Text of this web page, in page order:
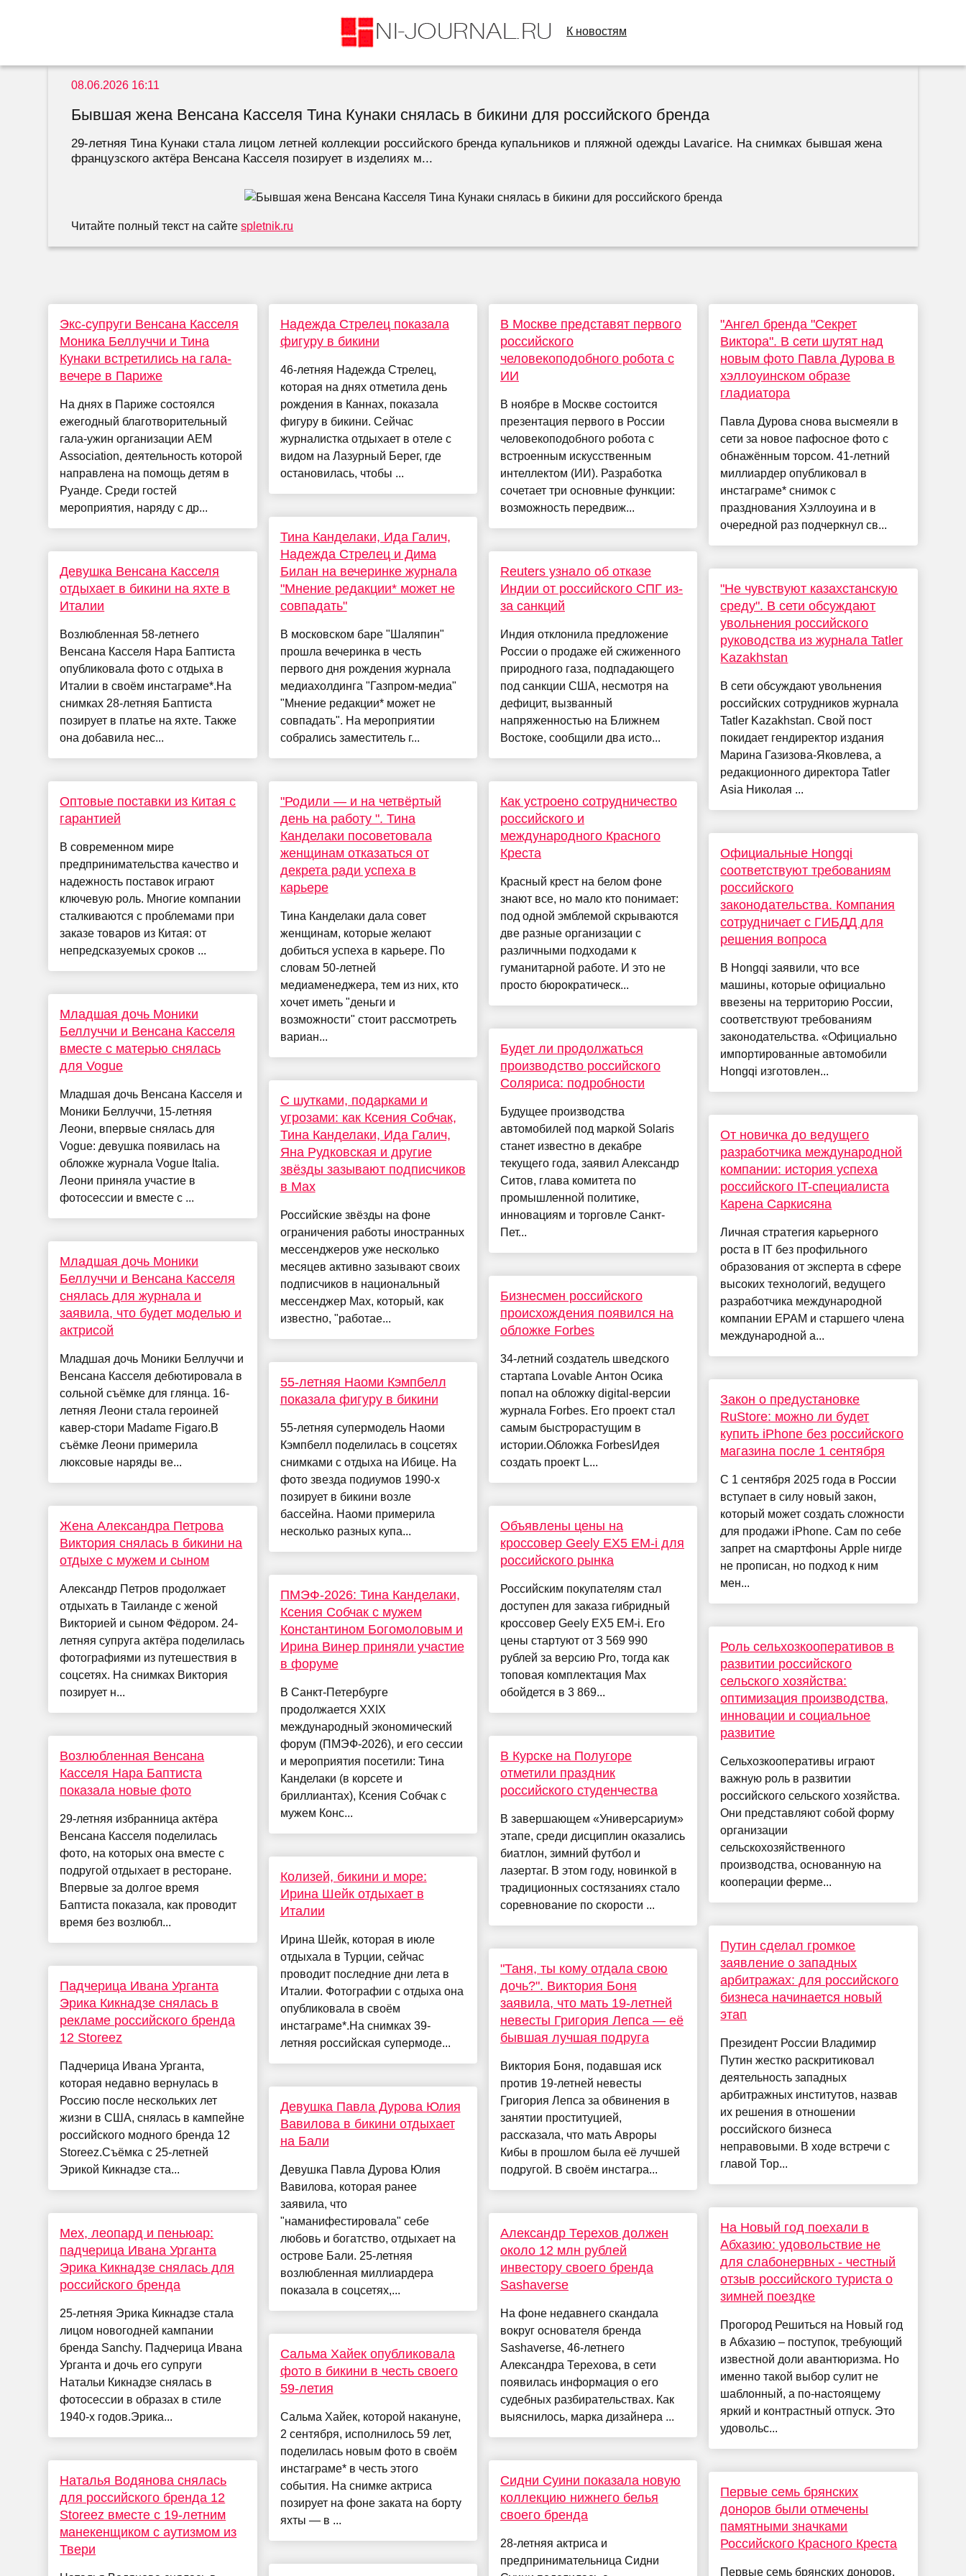
К новостям
08.06.2026 16:11
Бывшая жена Венсана Касселя Тина Кунаки снялась в бикини для российского бренда
29-летняя Тина Кунаки стала лицом летней коллекции российского бренда купальников и пляжной одежды Lavarice. На снимках бывшая жена
французского актёра Венсана Касселя позирует в изделиях м...
Читайте полный текст на сайтеspletnik.ru
Экс-супруги Венсана Касселя
Моника Беллуччи и Тина
Кунаки встретились на гала-
вечере в Париже
На днях в Париже состоялся
ежегодный благотворительный
гала-ужин организации AEM
Association, деятельность которой
направлена на помощь детям в
Руанде. Среди гостей
мероприятия, наряду с др...
Девушка Венсана Касселя
отдыхает в бикини на яхте в
Италии
Возлюбленная 58-летнего
Венсана Касселя Нара Баптиста
опубликовала фото с отдыха в
Италии в своём инстаграме*.На
снимках 28-летняя Баптиста
позирует в платье на яхте. Также
она добавила нес...
Оптовые поставки из Китая с
гарантией
В современном мире
предпринимательства качество и
надежность поставок играют
ключевую роль. Многие компании
сталкиваются с проблемами при
заказе товаров из Китая: от
непредсказуемых сроков ...
Младшая дочь Моники
Беллуччи и Венсана Касселя
вместе с матерью снялась
для Vogue
Младшая дочь Венсана Касселя и
Моники Беллуччи, 15-летняя
Леони, впервые снялась для
Vogue: девушка появилась на
обложке журнала Vogue Italia.
Леони приняла участие в
фотосессии и вместе с ...
Младшая дочь Моники
Беллуччи и Венсана Касселя
снялась для журнала и
заявила, что будет моделью и
актрисой
Младшая дочь Моники Беллуччи и
Венсана Касселя дебютировала в
сольной съёмке для глянца. 16-
летняя Леони стала героиней
кавер-стори Madame Figaro.В
съёмке Леони примерила
люксовые наряды ве...
Жена Александра Петрова
Виктория снялась в бикини на
отдыхе с мужем и сыном
Александр Петров продолжает
отдыхать в Таиланде с женой
Викторией и сыном Фёдором. 24-
летняя супруга актёра поделилась
фотографиями из путешествия в
соцсетях. На снимках Виктория
позирует н...
Возлюбленная Венсана
Касселя Нара Баптиста
показала новые фото
29-летняя избранница актёра
Венсана Касселя поделилась
фото, на которых она вместе с
подругой отдыхает в ресторане.
Впервые за долгое время
Баптиста показала, как проводит
время без возлюбл...
Падчерица Ивана Урганта
Эрика Кикнадзе снялась в
рекламе российского бренда
12 Storeez
Падчерица Ивана Урганта,
которая недавно вернулась в
Россию после нескольких лет
жизни в США, снялась в кампейне
российского модного бренда 12
Storeez.Съёмка с 25-летней
Эрикой Кикнадзе ста...
Мех, леопард и пеньюар:
падчерица Ивана Урганта
Эрика Кикнадзе снялась для
российского бренда
25-летняя Эрика Кикнадзе стала
лицом новогодней кампании
бренда Sanchy. Падчерица Ивана
Урганта и дочь его супруги
Натальи Кикнадзе снялась в
фотосессии в образах в стиле
1940-х годов.Эрика...
Наталья Водянова снялась
для российского бренда 12
Storeez вместе с 19-летним
манекенщиком с аутизмом из
Твери
Надежда Стрелец показала
фигуру в бикини
46-летняя Надежда Стрелец,
которая на днях отметила день
рождения в Каннах, показала
фигуру в бикини. Сейчас
журналистка отдыхает в отеле с
видом на Лазурный Берег, где
остановилась, чтобы ...
Тина Канделаки, Ида Галич,
Надежда Стрелец и Дима
Билан на вечеринке журнала
"Мнение редакции* может не
совпадать"
В московском баре "Шаляпин"
прошла вечеринка в честь
первого дня рождения журнала
медиахолдинга "Газпром-медиа"
"Мнение редакции* может не
совпадать". На мероприятии
собрались заместитель г...
"Родили — и на четвёртый
день на работу ". Тина
Канделаки посоветовала
женщинам отказаться от
декрета ради успеха в
карьере
Тина Канделаки дала совет
женщинам, которые желают
добиться успеха в карьере. По
словам 50-летней
медиаменеджера, тем из них, кто
хочет иметь "деньги и
возможности" стоит рассмотреть
вариан...
С шутками, подарками и
угрозами: как Ксения Собчак,
Тина Канделаки, Ида Галич,
Яна Рудковская и другие
звёзды зазывают подписчиков
в Max
Российские звёзды на фоне
ограничения работы иностранных
мессенджеров уже несколько
месяцев активно зазывают своих
подписчиков в национальный
мессенджер Max, который, как
известно, "работае...
55-летняя Наоми Кэмпбелл
показала фигуру в бикини
55-летняя супермодель Наоми
Кэмпбелл поделилась в соцсетях
снимками с отдыха на Ибице. На
фото звезда подиумов 1990-х
позирует в бикини возле
бассейна. Наоми примерила
несколько разных купа...
ПМЭФ-2026: Тина Канделаки,
Ксения Собчак с мужем
Константином Богомоловым и
Ирина Винер приняли участие
в форуме
В Санкт-Петербурге
продолжается XXIX
международный экономический
форум (ПМЭФ-2026), и его сессии
и мероприятия посетили: Тина
Канделаки (в корсете и
бриллиантах), Ксения Собчак с
мужем Конс...
Колизей, бикини и море:
Ирина Шейк отдыхает в
Италии
Ирина Шейк, которая в июле
отдыхала в Турции, сейчас
проводит последние дни лета в
Италии. Фотографии с отдыха она
опубликовала в своём
инстаграме*.На снимках 39-
летняя российская супермоде...
Девушка Павла Дурова Юлия
Вавилова в бикини отдыхает
на Бали
Девушка Павла Дурова Юлия
Вавилова, которая ранее
заявила, что
"наманифестировала" себе
любовь и богатство, отдыхает на
острове Бали. 25-летняя
возлюбленная миллиардера
показала в соцсетях,...
Сальма Хайек опубликовала
фото в бикини в честь своего
59-летия
Сальма Хайек, которой накануне,
2 сентября, исполнилось 59 лет,
поделилась новым фото в своём
инстаграме* в честь этого
события. На снимке актриса
позирует на фоне заката на борту
яхты — в ...
В Москве представят первого
российского
человекоподобного робота с
ИИ
В ноябре в Москве состоится
презентация первого в России
человекоподобного робота с
встроенным искусственным
интеллектом (ИИ). Разработка
сочетает три основные функции:
возможность передвиж...
Reuters узнало об отказе
Индии от российского СПГ из-
за санкций
Индия отклонила предложение
России о продаже ей сжиженного
природного газа, подпадающего
под санкции США, несмотря на
дефицит, вызванный
напряженностью на Ближнем
Востоке, сообщили два исто...
Как устроено сотрудничество
российского и
международного Красного
Креста
Красный крест на белом фоне
знают все, но мало кто понимает:
под одной эмблемой скрываются
две разные организации с
различными подходами к
гуманитарной работе. И это не
просто бюрократическ...
Будет ли продолжаться
производство российского
Соляриса: подробности
Будущее производства
автомобилей под маркой Solaris
станет известно в декабре
текущего года, заявил Александр
Ситов, глава комитета по
промышленной политике,
инновациям и торговле Санкт-
Пет...
Бизнесмен российского
происхождения появился на
обложке Forbes
34-летний создатель шведского
стартапа Lovable Антон Осика
попал на обложку digital-версии
журнала Forbes. Его проект стал
самым быстрорастущим в
истории.Обложка ForbesИдея
создать проект L...
Объявлены цены на
кроссовер Geely EX5 EM-i для
российского рынка
Российским покупателям стал
доступен для заказа гибридный
кроссовер Geely EX5 EM-i. Его
цены стартуют от 3 569 990
рублей за версию Pro, тогда как
топовая комплектация Max
обойдется в 3 869...
В Курске на Полугоре
отметили праздник
российского студенчества
В завершающем «Универсариум»
этапе, среди дисциплин оказались
биатлон, зимний футбол и
лазертаг. В этом году, новинкой в
традиционных состязаниях стало
соревнование по скорости ...
"Таня, ты кому отдала свою
дочь?". Виктория Боня
заявила, что мать 19-летней
невесты Григория Лепса — её
бывшая лучшая подруга
Виктория Боня, подавшая иск
против 19-летней невесты
Григория Лепса за обвинения в
занятии проституцией,
рассказала, что мать Авроры
Кибы в прошлом была её лучшей
подругой. В своём инстагра...
Александр Терехов должен
около 12 млн рублей
инвестору своего бренда
Sashaverse
На фоне недавнего скандала
вокруг основателя бренда
Sashaverse, 46-летнего
Александра Терехова, в сети
появилась информация о его
судебных разбирательствах. Как
выяснилось, марка дизайнера ...
Сидни Суини показала новую
коллекцию нижнего белья
своего бренда
28-летняя актриса и
предпринимательница Сидни
"Ангел бренда "Секрет
Виктора". В сети шутят над
новым фото Павла Дурова в
хэллоуинском образе
гладиатора
Павла Дурова снова высмеяли в
сети за новое пафосное фото с
обнажённым торсом. 41-летний
миллиардер опубликовал в
инстаграме* снимок с
празднования Хэллоуина и в
очередной раз подчеркнул св...
"Не чувствуют казахстанскую
среду". В сети обсуждают
увольнения российского
руководства из журнала Tatler
Kazakhstan
В сети обсуждают увольнения
российских сотрудников журнала
Tatler Kazakhstan. Свой пост
покидает гендиректор издания
Марина Газизова-Яковлева, а
редакционного директора Tatler
Asia Николая ...
Официальные Hongqi
соответствуют требованиям
российского
законодательства. Компания
сотрудничает с ГИБДД для
решения вопроса
В Hongqi заявили, что все
машины, которые официально
ввезены на территорию России,
соответствуют требованиям
законодательства. «Официально
импортированные автомобили
Hongqi изготовлен...
От новичка до ведущего
разработчика международной
компании: история успеха
российского IT-специалиста
Карена Саркисяна
Личная стратегия карьерного
роста в IT без профильного
образования от эксперта в сфере
высоких технологий, ведущего
разработчика международной
компании EPAM и старшего члена
международной а...
Закон о предустановке
RuStore: можно ли будет
купить iPhone без российского
магазина после 1 сентября
С 1 сентября 2025 года в России
вступает в силу новый закон,
который может создать сложности
для продажи iPhone. Сам по себе
запрет на смартфоны Apple нигде
не прописан, но подход к ним
мен...
Роль сельхозкооперативов в
развитии российского
сельского хозяйства:
оптимизация производства,
инновации и социальное
развитие
Сельхозкооперативы играют
важную роль в развитии
российского сельского хозяйства.
Они представляют собой форму
организации
сельскохозяйственного
производства, основанную на
кооперации ферме...
Путин сделал громкое
заявление о западных
арбитражах: для российского
бизнеса начинается новый
этап
Президент России Владимир
Путин жестко раскритиковал
деятельность западных
арбитражных институтов, назвав
их решения в отношении
российского бизнеса
неправовыми. В ходе встречи с
главой Тор...
На Новый год поехали в
Абхазию: удовольствие не
для слабонервных - честный
отзыв российского туриста о
зимней поездке
Прогород Решиться на Новый год
в Абхазию – поступок, требующий
известной доли авантюризма. Но
именно такой выбор сулит не
шаблонный, а по-настоящему
яркий и контрастный отпуск. Это
удовольс...
Первые семь брянских
доноров были отмечены
памятными значками
Российского Красного Креста
Первые семь брянских доноров,